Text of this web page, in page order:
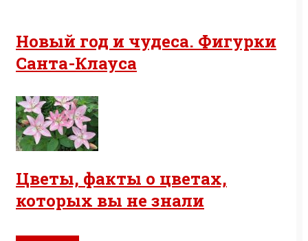
Новый год и чудеса. Фигурки
Санта-Клауса
Цветы, факты о цветах,
которых вы не знали